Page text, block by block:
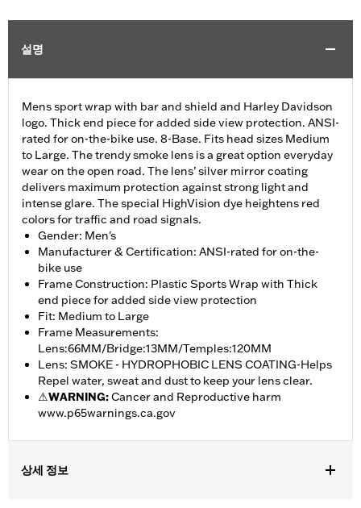
설명
Mens sport wrap with bar and shield and Harley Davidson
logo. Thick end piece for added side view protection. ANSI-
rated for on-the-bike use. 8-Base. Fits head sizes Medium
to Large. The trendy smoke lens is a great option everyday
wear on the open road. The lens’ silver mirror coating
delivers maximum protection against strong light and
intense glare. The special HighVision dye heightens red
colors for traffic and road signals.
Gender: Men's
Manufacturer & Certification: ANSI-rated for on-the-
bike use
Frame Construction: Plastic Sports Wrap with Thick
end piece for added side view protection
Fit: Medium to Large
Frame Measurements:
Lens:66MM/Bridge:13MM/Temples:120MM
Lens: SMOKE - HYDROPHOBIC LENS COATING-Helps
Repel water, sweat and dust to keep your lens clear.
⚠WARNING:Cancer and Reproductive harm
www.p65warnings.ca.gov
상세 정보